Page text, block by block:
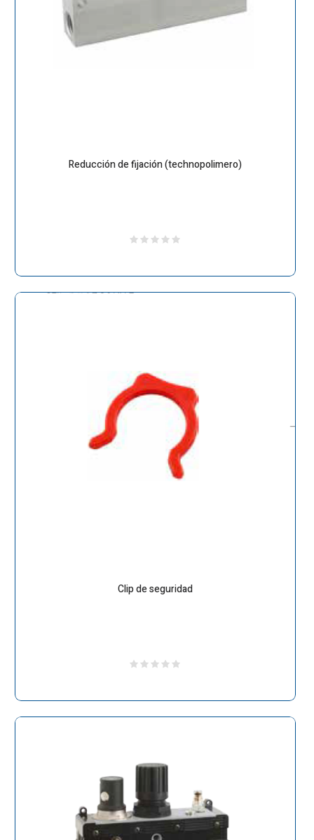
Reducción de fijación (technopolimero)
Clip de seguridad